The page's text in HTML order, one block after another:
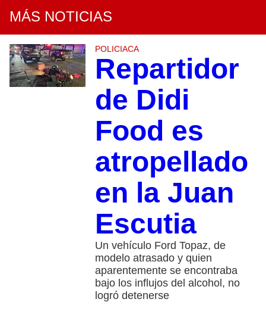
MÁS NOTICIAS
POLICIACA
Repartidor
de Didi
Food es
atropellado
en la Juan
Escutia
Un vehículo Ford Topaz, de
modelo atrasado y quien
aparentemente se encontraba
bajo los influjos del alcohol, no
logró detenerse